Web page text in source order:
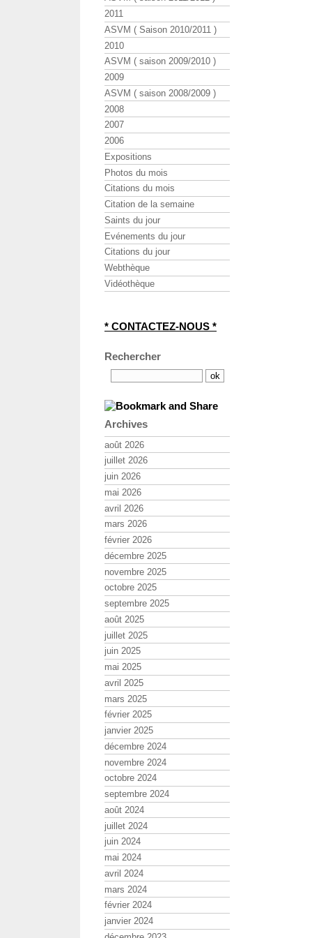
2011
ASVM ( Saison 2010/2011 )
2010
ASVM ( saison 2009/2010 )
2009
ASVM ( saison 2008/2009 )
2008
2007
2006
Expositions
Photos du mois
Citations du mois
Citation de la semaine
Saints du jour
Evénements du jour
Citations du jour
Webthèque
Vidéothèque
* CONTACTEZ-NOUS *
Rechercher
Archives
août 2026
juillet 2026
juin 2026
mai 2026
avril 2026
mars 2026
février 2026
décembre 2025
novembre 2025
octobre 2025
septembre 2025
août 2025
juillet 2025
juin 2025
mai 2025
avril 2025
mars 2025
février 2025
janvier 2025
décembre 2024
novembre 2024
octobre 2024
septembre 2024
août 2024
juillet 2024
juin 2024
mai 2024
avril 2024
mars 2024
février 2024
janvier 2024